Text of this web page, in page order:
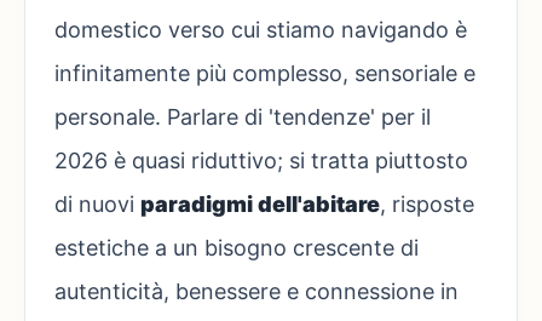
domestico verso cui stiamo navigando è
infinitamente più complesso, sensoriale e
personale. Parlare di 'tendenze' per il
2026 è quasi riduttivo; si tratta piuttosto
di nuovi paradigmi dell'abitare, risposte
estetiche a un bisogno crescente di
autenticità, benessere e connessione in